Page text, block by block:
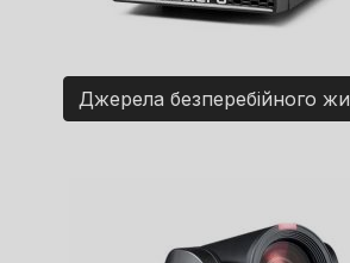
Джерела безперебійного